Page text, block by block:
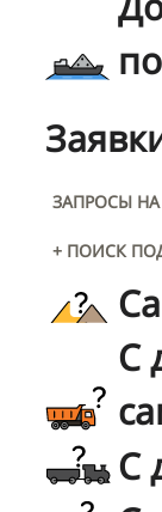
ЗАПРОСЫ
+ ПОИСК
С
С